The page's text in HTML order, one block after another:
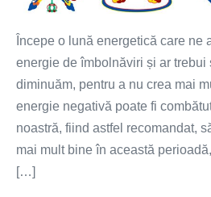
de
energia,
ce
ne
poate
aduce
o
energie
Începe o lună energetică care ne
energie de îmbolnăviri și ar trebui
diminuăm, pentru a nu crea mai
energie negativă poate fi
noastră, fiind astfel recomandat,
mai mult bine în această
[…]